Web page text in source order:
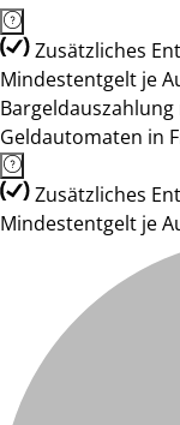
Zusätzliches
Mindestentgelt je
Geldautomaten in
Zusätzliches
Mindestentgelt je